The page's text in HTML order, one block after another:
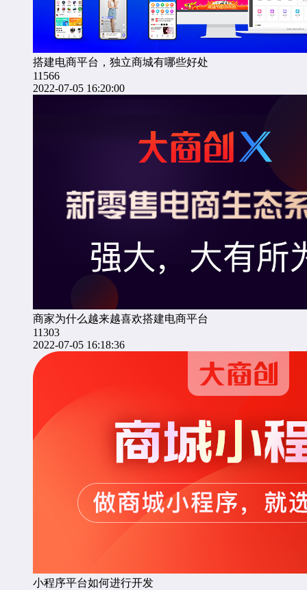
搭建电商平台，独立商城有哪些好处
11566
2022-07-05 16:20:00
商家为什么越来越喜欢搭建电商平台
11303
2022-07-05 16:18:36
小程序平台如何进行开发